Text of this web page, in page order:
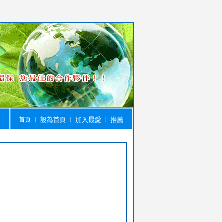
首頁 設為首頁 加入最愛 推薦